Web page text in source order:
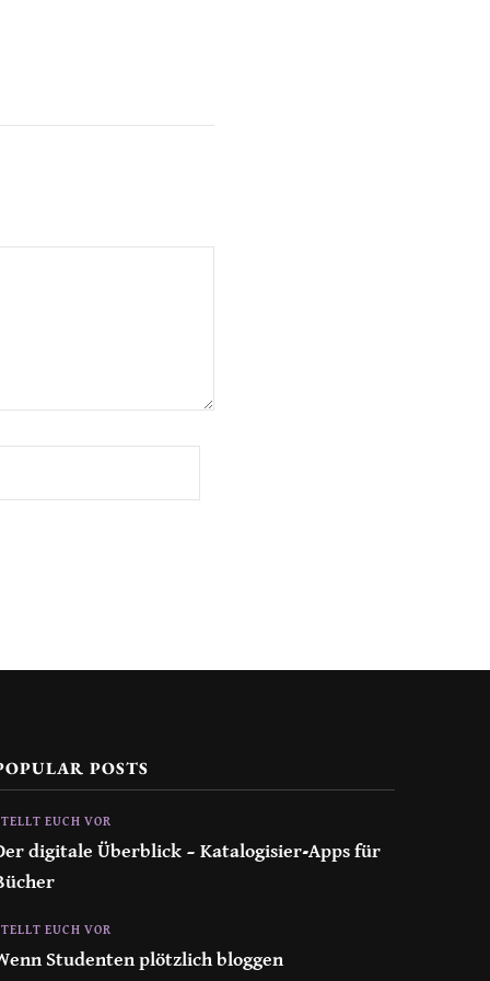
POSTS
EUCH VOR
digitale Überblick – Katalogisier-Apps für
EUCH VOR
Studenten plötzlich bloggen